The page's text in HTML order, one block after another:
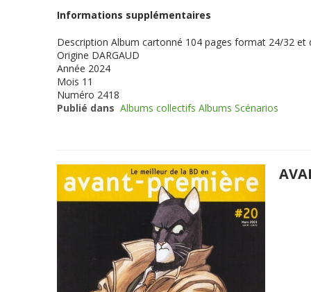
Informations supplémentaires
Description Album cartonné 104 pages format 24/32 et
Origine DARGAUD
Année 2024
Mois 11
Numéro 2418
Publié dans Albums collectifs Albums Scénarios